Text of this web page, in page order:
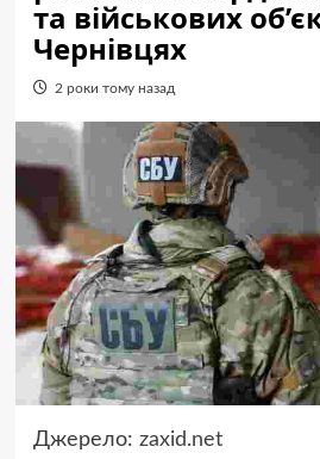
та військових
Чернівцях
2 роки тому назад
Джерело: zaxid.net